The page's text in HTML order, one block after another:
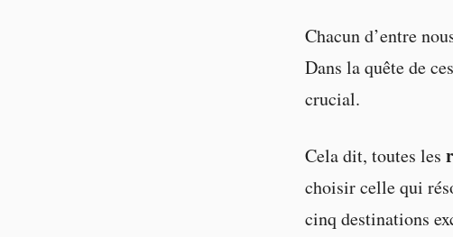
Chacun d’entre
Dans la quête de
crucial.
Cela dit, toutes les
choisir celle qui
cinq destinations